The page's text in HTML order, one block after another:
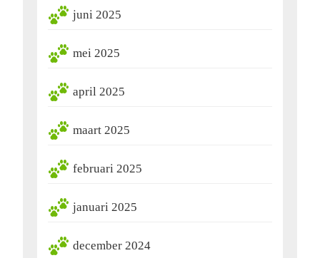
juni 2025
mei 2025
april 2025
maart 2025
februari 2025
januari 2025
december 2024